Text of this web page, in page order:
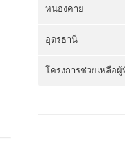
หนองคาย
อุดรธานี
โครงการช่วยเหลือผู้